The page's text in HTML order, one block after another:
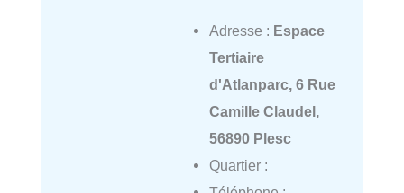
Adresse : Espace
Tertiaire
d'Atlanparc, 6 Rue
Camille Claudel,
56890 Plesc
Quartier :